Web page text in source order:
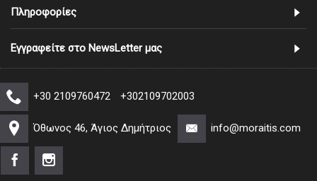
Πληροφορίες
Εγγραφείτε στο NewsLetter μας
+30 2109760472 +302109702003
Όθωνος 46, Άγιος Δημήτριος info@moraitis.com